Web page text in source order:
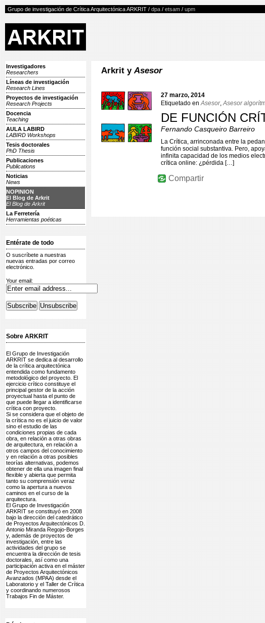
Grupo de investigación de Crítica Arquitectónica ARKRIT / dpa / etsam / upm
Investigadores
Researchers
Líneas de investigación
Research Lines
Proyectos de investigación
Research Projects
Docencia
Teaching
AULA LABIRD
LABIRD Workshops
Tesis doctorales
PhD Thesis
Publicaciones
Publications
Noticias
News
NOPINION
El Blog de Arkrit
El Blog de Arkrit
La Ferretería
Herramientas poéticas
Entérate de todo
O suscríbete a nuestras
nuevas entradas por correo
electrónico.
Your email:
Sobre ARKRIT
El Grupo de Investigación
ARKRIT se dedica al desarrollo
de la crítica arquitectónica
entendida como fundamento
metodológico del proyecto. El
ejercicio crítico constituye el
principal gestor de la acción
proyectual hasta el punto de
que puede llegar a identificarse
crítica con proyecto.
Si se considera que el objeto de
la crítica no es el juicio de valor
sino el estudio de las
condiciones propias de cada
obra, en relación a otras obras
de arquitectura, en relación a
otros campos del conocimiento
y en relación a otras posibles
teorías alternativas, podemos
obtener de ella una imagen final
flexible y abierta que permita
tanto su comprensión veraz
como la apertura a nuevos
caminos en el curso de la
arquitectura.
El Grupo de Investigación
ARKRIT se constituyó en 2008
bajo la dirección del catedrático
de Proyectos Arquitectónicos D.
Antonio Miranda Regojo-Borges
y, además de proyectos de
investigación, entre las
actividades del grupo se
encuentra la dirección de tesis
doctorales, así como una
participación activa en el máster
de Proyectos Arquitectónicos
Avanzados (MPAA) desde el
Laboratorio y el Taller de Crítica
y coordinando numerosos
Trabajos Fin de Máster.
Arkrit y Asesor
27 marzo, 2014
Etiquetado enAsesor,Asesor
DE FUNCIÓN
Fernando Casqueiro Barreiro
La Crítica, arrinconada entre la
función social substantiva. Pero,
infinita capacidad de los medios
crítica online: ¿pérdida […]
Compartir